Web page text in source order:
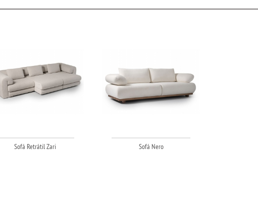
Sofá Retrátil Zari Sofá Nero